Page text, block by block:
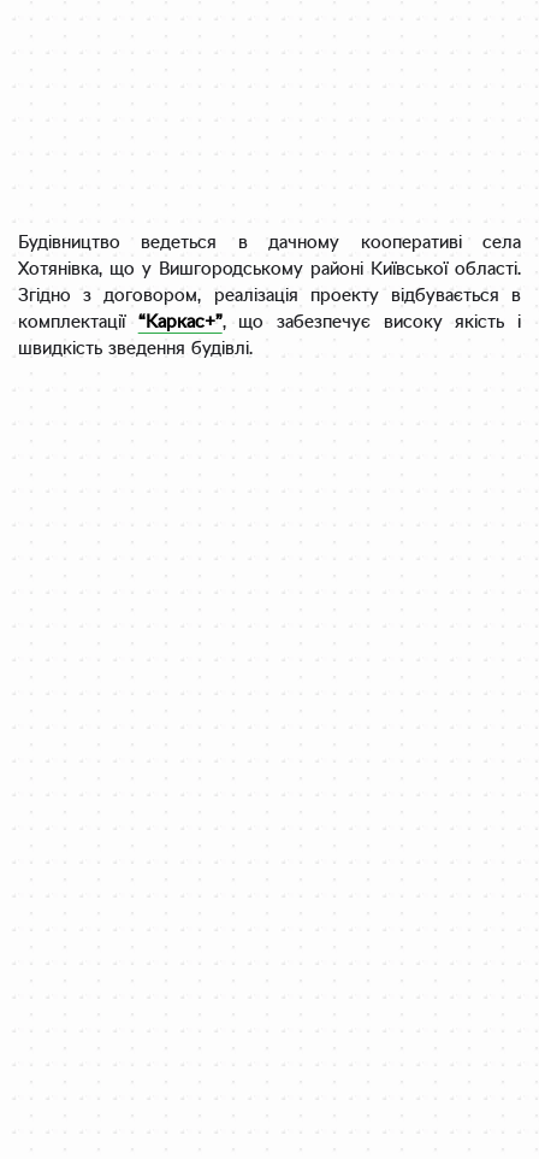
Будівництво ведеться в дачному кооперативі села
Хотянівка, що у Вишгородському районі Київської області.
Згідно з договором, реалізація проекту відбувається в
комплектації “Каркас+”, що забезпечує високу якість і
швидкість зведення будівлі.